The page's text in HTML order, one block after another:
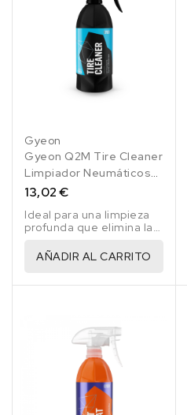
Gyeon
Gyeon Q2M Tire Cleaner
Limpiador Neumáticos
500 Ml
13,02 €
Ideal para una limpieza
profunda que elimina la
la contaminación.
AÑADIR AL CARRITO